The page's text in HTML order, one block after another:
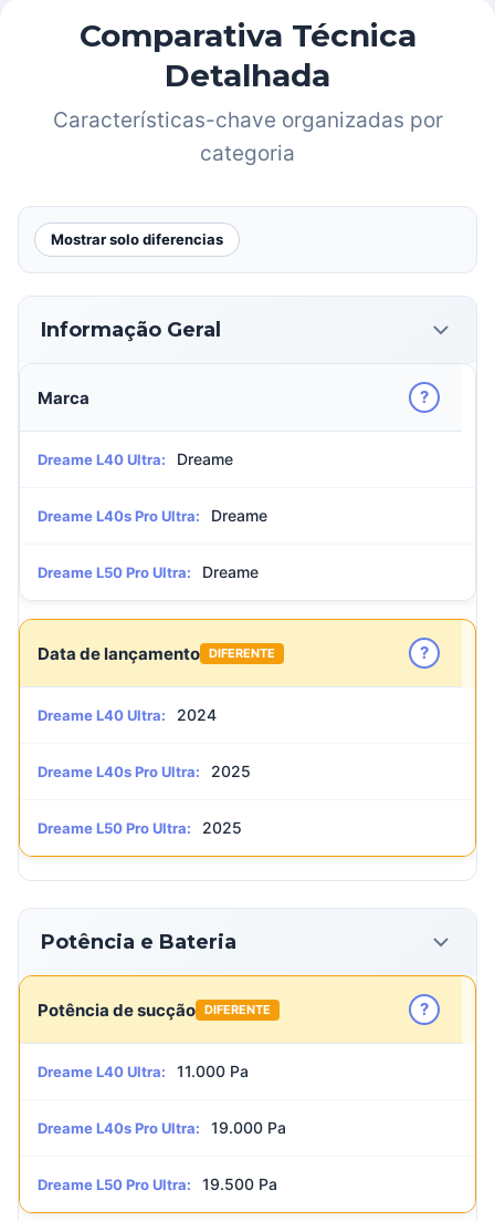
Comparativa Técnica
Detalhada
Características-chave organizadas por
categoria
Mostrar solo diferencias
Informação Geral
Marca ?
Dreame L40 Ultra: Dreame
Dreame L40s Pro Ultra: Dreame
Dreame L50 Pro Ultra: Dreame
Data de lançamento DIFERENTE ?
Dreame L40 Ultra: 2024
Dreame L40s Pro Ultra: 2025
Dreame L50 Pro Ultra: 2025
Potência e Bateria
Potência de sucção DIFERENTE ?
Dreame L40 Ultra: 11.000 Pa
Dreame L40s Pro Ultra: 19.000 Pa
Dreame L50 Pro Ultra: 19.500 Pa